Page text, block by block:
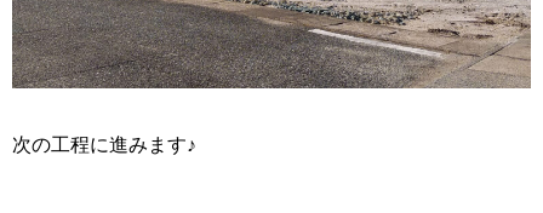
次の工程に進みます♪